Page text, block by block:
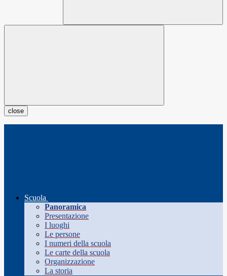
close
Scuola
Panoramica
Presentazione
I luoghi
Le persone
I numeri della scuola
Le carte della scuola
Organizzazione
La storia